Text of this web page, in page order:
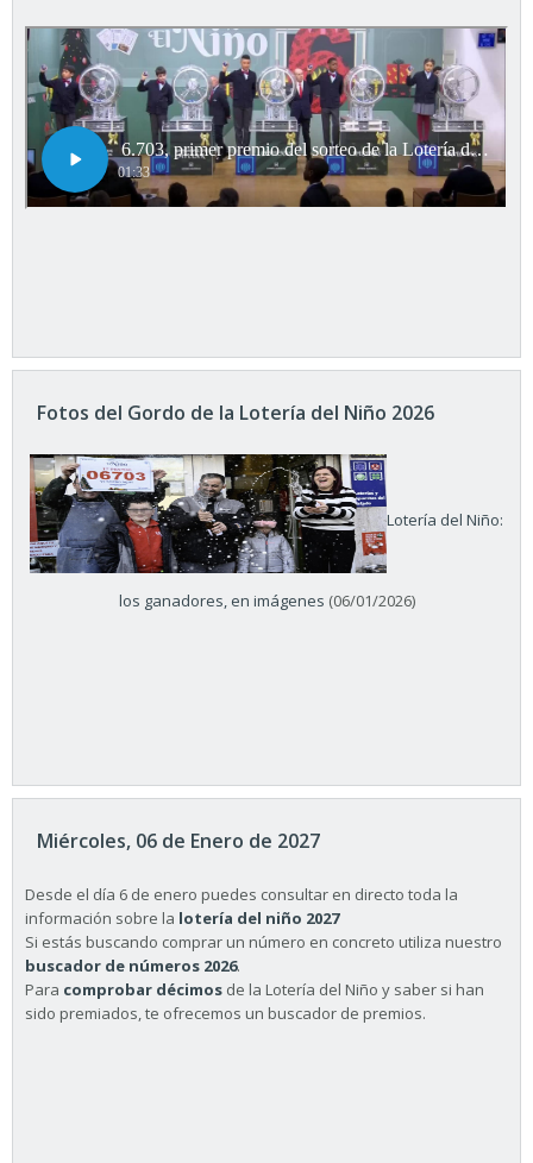
Fotos del Gordo de la Lotería del Niño 2026
Lotería del Niño:
los ganadores, en imágenes (06/01/2026)
Miércoles, 06 de Enero de 2027
Desde el día 6 de enero puedes consultar en directo toda la
información sobre la lotería del niño 2027
Si estás buscando comprar un número en concreto utiliza nuestro
buscador de números 2026.
Para comprobar décimos de la Lotería del Niño y saber si han
sido premiados, te ofrecemos un buscador de premios.